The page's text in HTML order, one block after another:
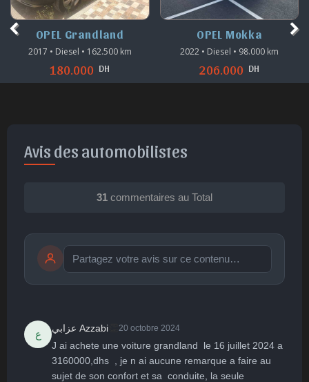
OPEL Grandland
2017 • Diesel • 162.500 km
180.000 DH
OPEL Mokka
2022 • Diesel • 98.000 km
206.000 DH
Avis des automobilistes
31 commentaires au Total
🤩
Parfait
👏
Bravo
😄
Réjoui
🙂
Content
😐
Indifférent
publication immédiate Publier
ع
عزابي Azzabi 20 octobre 2024
J ai achete une voiture grandland  le 16 juillet 2024 a
3160000,dhs  , je n ai aucune remarque a faire au
sujet de son confort et sa  conduite, la seule